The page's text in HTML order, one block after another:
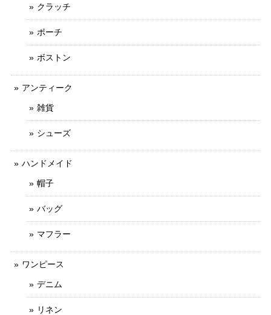
クラッチ
ポーチ
ボストン
アンティーク
雑貨
シューズ
ハンドメイド
帽子
バッグ
マフラー
ワンピース
デニム
リネン